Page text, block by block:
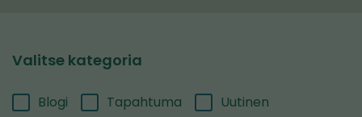
Valitse kategoria
Blogi Tapahtuma Uutinen